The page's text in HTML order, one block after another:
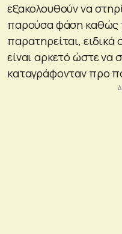
εξακολουθούν να
παρούσα φάση καθώς
παρατηρείται,
είναι αρκετό ώστε να
καταγράφονταν προ